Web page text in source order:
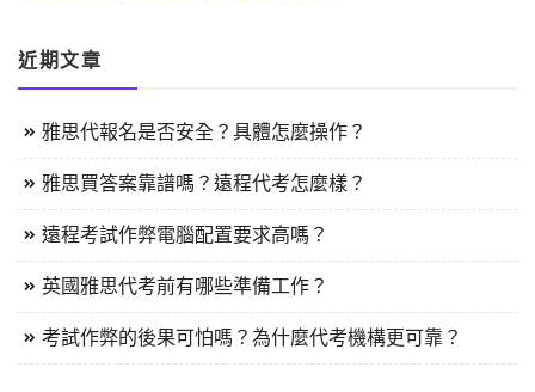
近期文章
雅思代報名是否安全？具體怎麼操作？
雅思買答案靠譜嗎？遠程代考怎麼樣？
遠程考試作弊電腦配置要求高嗎？
英國雅思代考前有哪些準備工作？
考試作弊的後果可怕嗎？為什麼代考機構更可靠？